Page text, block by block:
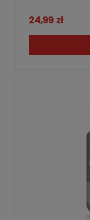
24,99 zł